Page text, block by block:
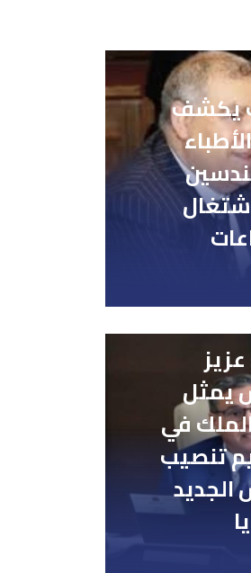
يكشف
يمثل
في
تنصيب
الجديد